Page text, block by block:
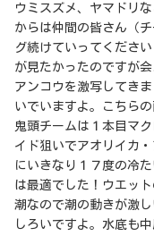
ウミスズメ、ヤマドリ
からは仲間の皆さん（
グ続けていってくださ
が見たかったのですが
アンコウを激写してき
いでいますよ。こちら
鬼頭チームは１本目マ
イド狙いでアオリイカ
にいきなり１７度の冷
は最適でした！ウエッ
潮なので潮の動きが激
しろいですよ。水底も